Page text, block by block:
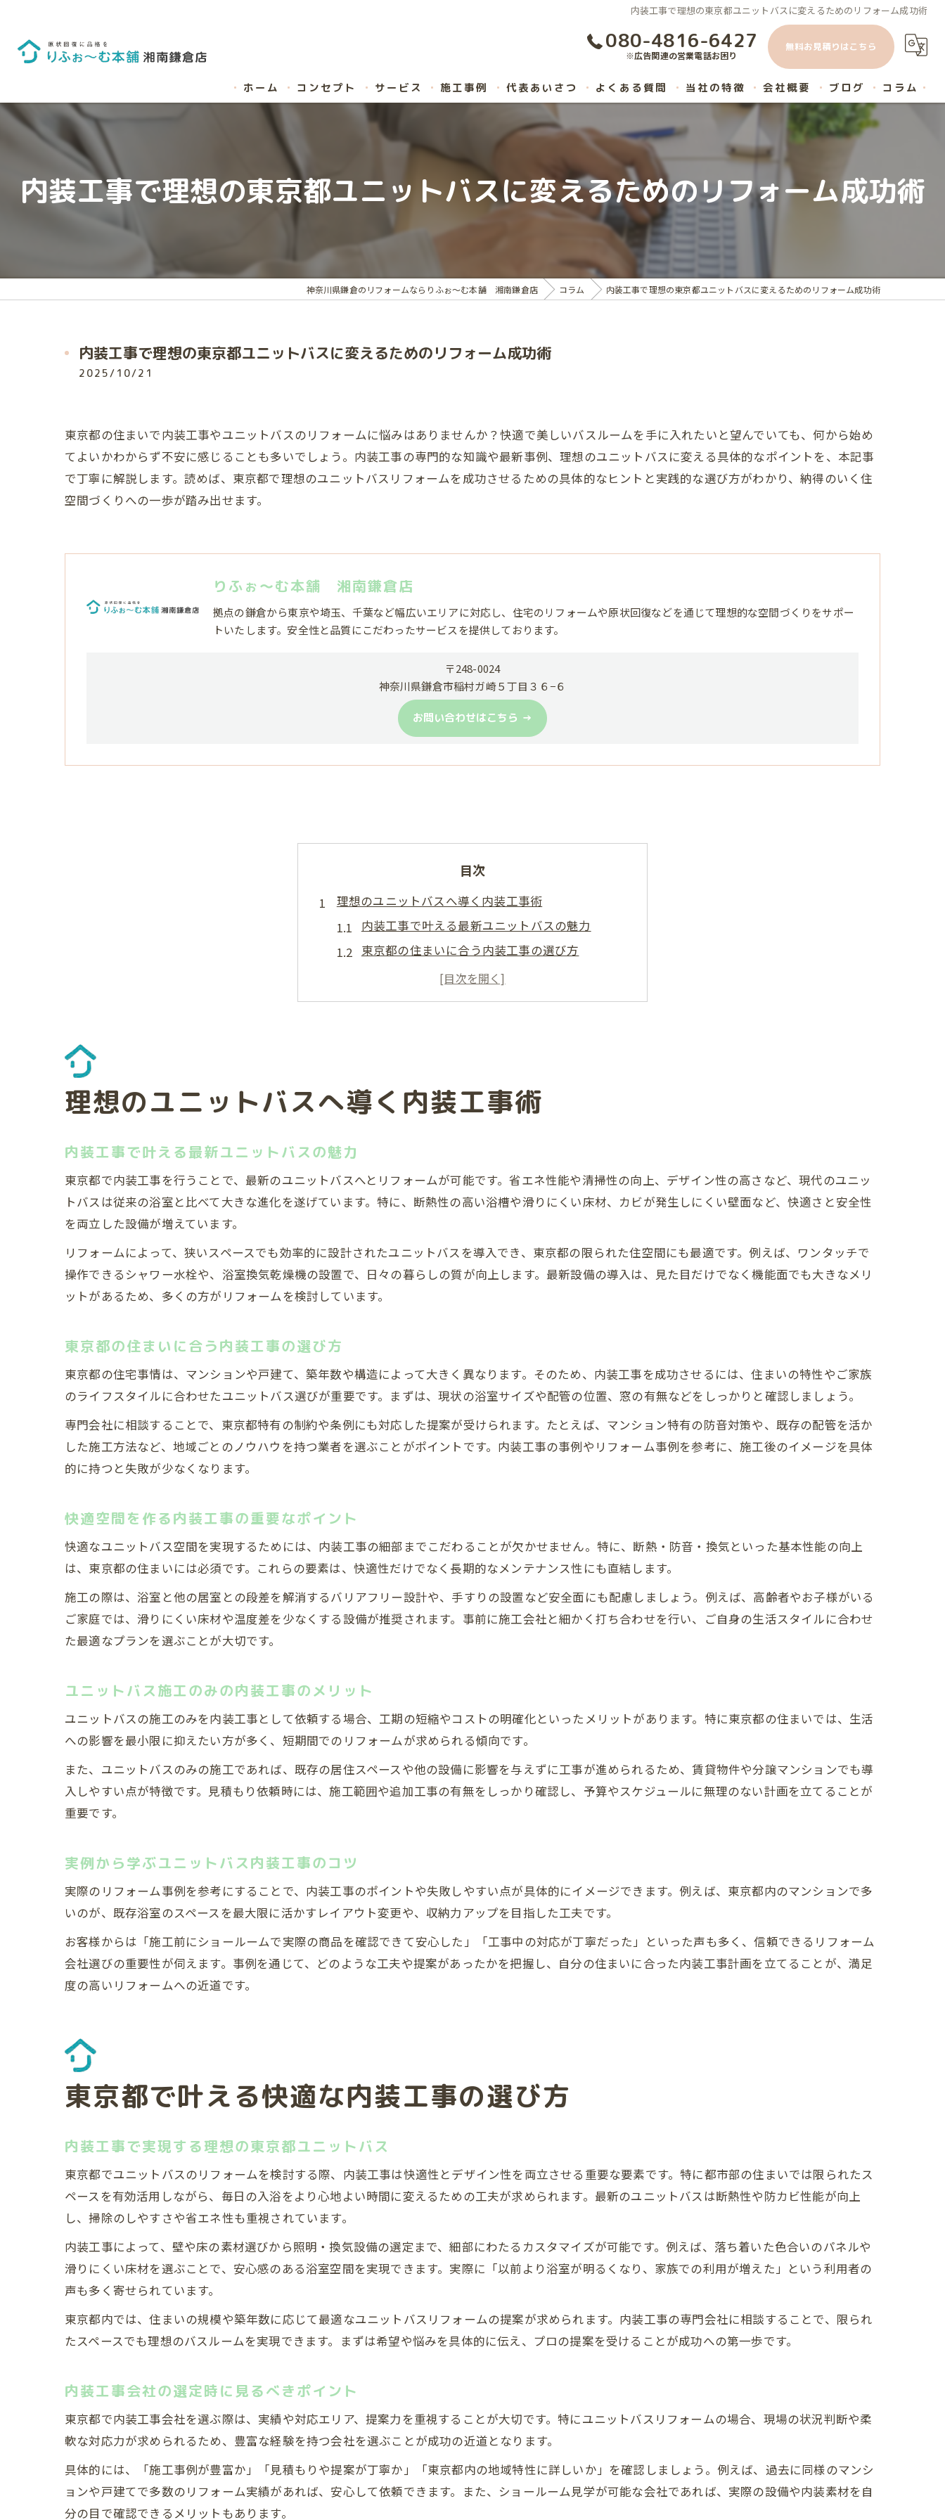
内装工事で理想の東京都ユニットバスに変えるためのリフォーム成功術
080-4816-6427
※広告関連の営業電話お困り
無料お見積りはこちら
ホーム コンセプト サービス 施工事例 代表あいさつ よくある質問 当社の特徴
内装工事
ハウスクリーニング
マンション
会社概要 ブログ コラム
内装工事で理想の東京都ユニットバスに変えるためのリフォーム成功術
神奈川県鎌倉のリフォームならりふぉ～む本舗 湘南鎌倉店 コラム 内装工事で理想の東京都ユニットバスに変えるためのリフォーム成功術
内装工事で理想の東京都ユニットバスに変えるためのリフォーム成功術
2025/10/21
東京都の住まいで内装工事やユニットバスのリフォームに悩みはありませんか？快適で美しいバスルームを手に入れたいと望んでいても、何から始め
てよいかわからず不安に感じることも多いでしょう。内装工事の専門的な知識や最新事例、理想のユニットバスに変える具体的なポイントを、本記事
で丁寧に解説します。読めば、東京都で理想のユニットバスリフォームを成功させるための具体的なヒントと実践的な選び方がわかり、納得のいく住
空間づくりへの一歩が踏み出せます。
りふぉ～む本舗 湘南鎌倉店
拠点の鎌倉から東京や埼玉、千葉など幅広いエリアに対応し、住宅のリフォームや原状回復などを通じて理想的な空間づくりをサポー
トいたします。安全性と品質にこだわったサービスを提供しております。
〒248-0024
神奈川県鎌倉市稲村ガ崎５丁目３６−６
お問い合わせはこちら
目次
理想のユニットバスへ導く内装工事術
内装工事で叶える最新ユニットバスの魅力
東京都の住まいに合う内装工事の選び方
快適空間を作る内装工事の重要なポイント
ユニットバス施工のみの内装工事のメリット
内装工事会社の選定時に見るべきポイント
内装工事の事例で知るユニットバスの変化
ユニットバスリフォーム成功の内装工事ポイント
ユニットバスリフォームで重視する施工品質
内装工事とユニットバスの相性を深掘り解説
失敗しないための内装工事チェックリスト
住まいの悩みを解決するユニットバス内装工事
内装工事でバスルームの悩みを解決する方法
ユニットバス施工のみの選択肢と利点
東京都の住空間に適した内装工事の工夫
内装工事がもたらすユニットバスの快適性
内装工事による使いやすさ向上の秘訣
東京都のリフォーム事例で見る成功のポイント
プロに依頼する内装工事のメリットと注意点
ユニットバスリフォーム文京区から学ぶ工夫
東京都のトレンドを取り入れた内装工事術
ユニットバス施工のみの工事で叶う省スペース化
納得できる内装工事の見極め方
内装工事で長持ちするユニットバスのコツ
理想のユニットバスへ導く内装工事術
内装工事で叶える最新ユニットバスの魅力
東京都で内装工事を行うことで、最新のユニットバスへとリフォームが可能です。省エネ性能や清掃性の向上、デザイン性の高さなど、現代のユニッ
トバスは従来の浴室と比べて大きな進化を遂げています。特に、断熱性の高い浴槽や滑りにくい床材、カビが発生しにくい壁面など、快適さと安全性
を両立した設備が増えています。
リフォームによって、狭いスペースでも効率的に設計されたユニットバスを導入でき、東京都の限られた住空間にも最適です。例えば、ワンタッチで
操作できるシャワー水栓や、浴室換気乾燥機の設置で、日々の暮らしの質が向上します。最新設備の導入は、見た目だけでなく機能面でも大きなメリ
ットがあるため、多くの方がリフォームを検討しています。
東京都の住まいに合う内装工事の選び方
東京都の住宅事情は、マンションや戸建て、築年数や構造によって大きく異なります。そのため、内装工事を成功させるには、住まいの特性やご家族
のライフスタイルに合わせたユニットバス選びが重要です。まずは、現状の浴室サイズや配管の位置、窓の有無などをしっかりと確認しましょう。
専門会社に相談することで、東京都特有の制約や条例にも対応した提案が受けられます。たとえば、マンション特有の防音対策や、既存の配管を活か
した施工方法など、地域ごとのノウハウを持つ業者を選ぶことがポイントです。内装工事の事例やリフォーム事例を参考に、施工後のイメージを具体
的に持つと失敗が少なくなります。
快適空間を作る内装工事の重要なポイント
快適なユニットバス空間を実現するためには、内装工事の細部までこだわることが欠かせません。特に、断熱・防音・換気といった基本性能の向上
は、東京都の住まいには必須です。これらの要素は、快適性だけでなく長期的なメンテナンス性にも直結します。
施工の際は、浴室と他の居室との段差を解消するバリアフリー設計や、手すりの設置など安全面にも配慮しましょう。例えば、高齢者やお子様がいる
ご家庭では、滑りにくい床材や温度差を少なくする設備が推奨されます。事前に施工会社と細かく打ち合わせを行い、ご自身の生活スタイルに合わせ
た最適なプランを選ぶことが大切です。
ユニットバス施工のみの内装工事のメリット
ユニットバスの施工のみを内装工事として依頼する場合、工期の短縮やコストの明確化といったメリットがあります。特に東京都の住まいでは、生活
への影響を最小限に抑えたい方が多く、短期間でのリフォームが求められる傾向です。
また、ユニットバスのみの施工であれば、既存の居住スペースや他の設備に影響を与えずに工事が進められるため、賃貸物件や分譲マンションでも導
入しやすい点が特徴です。見積もり依頼時には、施工範囲や追加工事の有無をしっかり確認し、予算やスケジュールに無理のない計画を立てることが
重要です。
実例から学ぶユニットバス内装工事のコツ
実際のリフォーム事例を参考にすることで、内装工事のポイントや失敗しやすい点が具体的にイメージできます。例えば、東京都内のマンションで多
いのが、既存浴室のスペースを最大限に活かすレイアウト変更や、収納力アップを目指した工夫です。
お客様からは「施工前にショールームで実際の商品を確認できて安心した」「工事中の対応が丁寧だった」といった声も多く、信頼できるリフォーム
会社選びの重要性が伺えます。事例を通じて、どのような工夫や提案があったかを把握し、自分の住まいに合った内装工事計画を立てることが、満足
度の高いリフォームへの近道です。
東京都で叶える快適な内装工事の選び方
内装工事で実現する理想の東京都ユニットバス
東京都でユニットバスのリフォームを検討する際、内装工事は快適性とデザイン性を両立させる重要な要素です。特に都市部の住まいでは限られたス
ペースを有効活用しながら、毎日の入浴をより心地よい時間に変えるための工夫が求められます。最新のユニットバスは断熱性や防カビ性能が向上
し、掃除のしやすさや省エネ性も重視されています。
内装工事によって、壁や床の素材選びから照明・換気設備の選定まで、細部にわたるカスタマイズが可能です。例えば、落ち着いた色合いのパネルや
滑りにくい床材を選ぶことで、安心感のある浴室空間を実現できます。実際に「以前より浴室が明るくなり、家族での利用が増えた」という利用者の
声も多く寄せられています。
東京都内では、住まいの規模や築年数に応じて最適なユニットバスリフォームの提案が求められます。内装工事の専門会社に相談することで、限られ
たスペースでも理想のバスルームを実現できます。まずは希望や悩みを具体的に伝え、プロの提案を受けることが成功への第一歩です。
内装工事会社の選定時に見るべきポイント
東京都で内装工事会社を選ぶ際は、実績や対応エリア、提案力を重視することが大切です。特にユニットバスリフォームの場合、現場の状況判断や柔
軟な対応力が求められるため、豊富な経験を持つ会社を選ぶことが成功の近道となります。
具体的には、「施工事例が豊富か」「見積もりや提案が丁寧か」「東京都内の地域特性に詳しいか」を確認しましょう。例えば、過去に同様のマンシ
ョンや戸建てで多数のリフォーム実績があれば、安心して依頼できます。また、ショールーム見学が可能な会社であれば、実際の設備や内装素材を自
分の目で確認できるメリットもあります。
無料お見積りはこちら
無料お見積りはこちら